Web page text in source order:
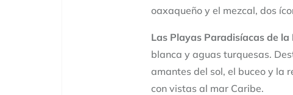
oaxaqueño y el mezcal, dos
Las Playas Paradisíacas de la
blanca y aguas turquesas.
amantes del sol, el buceo y la
con vistas al mar Caribe.